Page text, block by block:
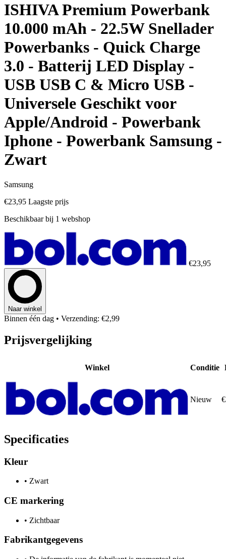
ISHIVA Premium Powerbank
10.000 mAh - 22.5W Snellader
Powerbanks - Quick Charge
3.0 - Batterij LED Display -
USB USB C & Micro USB -
Universele Geschikt voor
Apple/Android - Powerbank
Iphone - Powerbank Samsung -
Zwart
Samsung
€23,95 Laagste prijs
Beschikbaar bij 1 webshop
€23,95
Naar winkel
Binnen één dag • Verzending: €2,99
Prijsvergelijking
Winkel Conditie
Nieuw
Specificaties
Kleur
• Zwart
CE markering
• Zichtbaar
Fabrikantgegevens